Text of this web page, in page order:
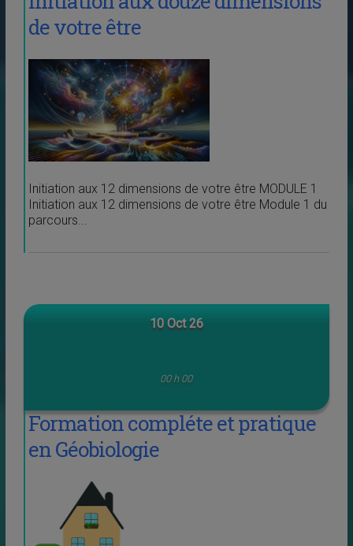
de votre être
Initiation aux 12 dimensions de votre être MODULE 1
Initiation aux 12 dimensions de votre être Module 1 du
parcours...
10 Oct 26
00 h 00
Formation compléte et pratique
en Géobiologie